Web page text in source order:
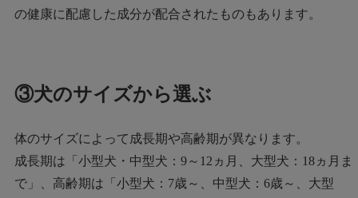
の健康に配慮した成分が配合されたものもあります。
③犬のサイズから選ぶ
体のサイズによって成長期や高齢期が異なります。
成長期は「小型犬・中型犬：9～12ヵ月、大型犬：18ヵ月ま
で」、高齢期は「小型犬：7歳～、中型犬：6歳～、大型